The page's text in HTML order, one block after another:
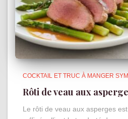
COCKTAIL ET TRUC À MANGER
Rôti de veau aux
Le rôti de veau aux asperges